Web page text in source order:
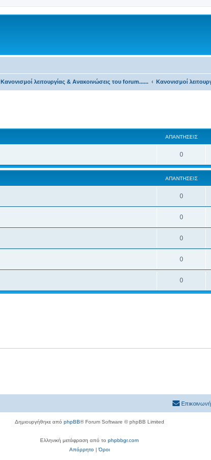
Κανονισμοί λειτουργίας & Ανακοινώσεις του forum...... Κανονισμοί
ΑΠΑΝΤΉΣΕΙΣ
0
ΑΠΑΝΤΉΣΕΙΣ
0
0
0
0
0
Δημιουργήθηκε από phpBB® Forum Software © phpBB Limited
Ελληνική μετάφραση από το phpbbgr.com
Απόρρητο|Όροι